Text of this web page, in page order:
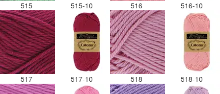
515 515-10 516 516-10
517 517-10 518 518-10